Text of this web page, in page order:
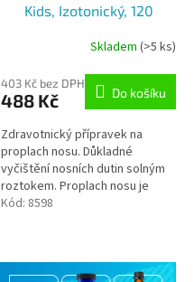
Kids, Izotonický, 120
Skladem (>5 ks)
403 Kč bez DPH
488 Kč Do košíku
Zdravotnický přípravek na
proplach nosu. Důkladné
vyčištění nosních dutin solným
roztokem. Proplach nosu je
běžnou součástí každodenní
Kód: 8598